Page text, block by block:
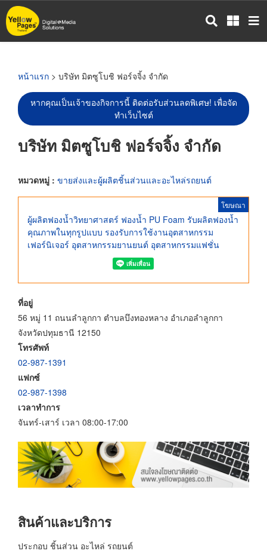
ข้าม
ไป
หน้าแรก > บริษัท มิตซูโบชิ ฟอร์จจิ้ง จำกัด
หากคุณเป็นเจ้าของกิจการนี้ ติดต่อรับส่วนลดพิเศษ! เพื่อจัด
ทำเว็บไซต์
บริษัท มิตซูโบชิ ฟอร์จจิ้ง จำกัด
หมวดหมู่ : ขายส่งและผู้ผลิตชิ้นส่วนและอะไหล่รถยนต์
โฆษณา
ผู้ผลิตฟองน้ำวิทยาศาสตร์ ฟองน้ำ PU Foam รับผลิตฟองน้ำ
คุณภาพในทุกรูปแบบ รองรับการใช้งานอุตสาหกรรม
เฟอร์นิเจอร์ อุตสาหกรรมยานยนต์ อุตสาหกรรมแฟชั่น
ที่อยู่
56 หมู่ 11 ถนนลำลูกกา ตำบลบึงทองหลาง อำเภอลำลูกกา
จังหวัดปทุมธานี 12150
โทรศัพท์
02-987-1391
แฟกซ์
02-987-1398
เวลาทำการ
จันทร์-เสาร์ เวลา 08:00-17:00
สินค้าและบริการ
ประกอบ ชิ้นส่วน อะไหล่ รถยนต์